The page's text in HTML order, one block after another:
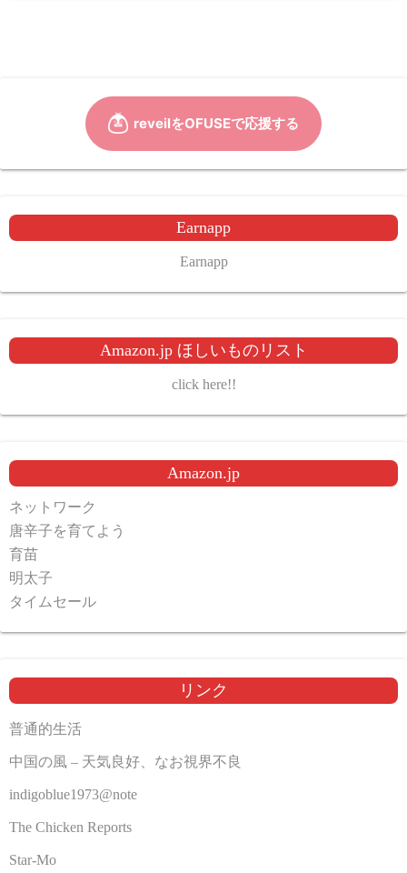
Earnapp
Earnapp
Amazon.jp ほしいものリスト
click here!!
Amazon.jp
ネットワーク
唐辛子を育てよう
育苗
明太子
タイムセール
リンク
普通的生活
中国の風 – 天気良好、なお視界不良
indigoblue1973@note
The Chicken Reports
Star-Mo